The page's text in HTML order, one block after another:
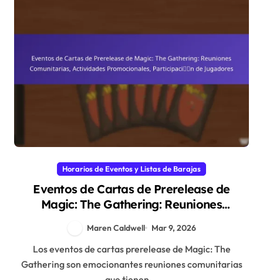
Horarios de Eventos y Listas de Barajas
Eventos de Cartas de Prerelease de
Magic: The Gathering: Reuniones
Participación de Jugadores
Maren Caldwell Mar 9, 2026
Los eventos de cartas prerelease de Magic: The
Gathering son emocionantes reuniones comunitarias